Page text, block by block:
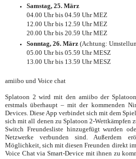
Samstag, 25. März
04.00 Uhr bis 04.59 Uhr MEZ
12.00 Uhr bis 12.59 Uhr MEZ
20.00 Uhr bis 20.59 Uhr MEZ
Sonntag, 26. März (Achtung:
05.00 Uhr bis 05.59 Uhr MESZ
13.00 Uhr bis 13.59 Uhr MESZ
amiibo und Voice chat
Splatoon 2 wird mit den amiibo der
erstmals überhaupt – mit der kommenden
Devices. Diese App verbindet sich mit dem
sich mit all denen zu Splatoon 2-Wettkämpfen
Switch Freundesliste hinzugefügt wurden
Netzwerke verbunden sind. Außerdem
Möglichkeit, sich mit diesen Freunden direkt
Voice Chat via Smart-Device mit ihnen zu